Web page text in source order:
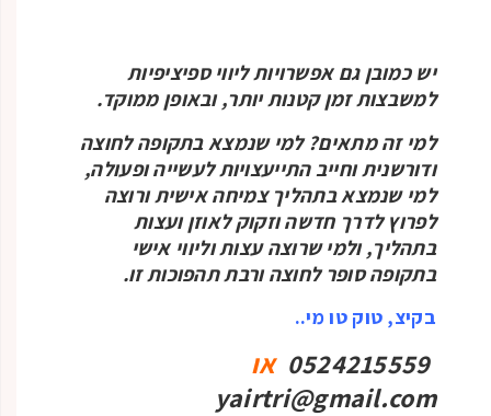
יש כמובן גם אפשרויות ליווי ספיציפיות
למשבצות זמן קטנות יותר, ובאופן ממוקד.
למי זה מתאים? למי שנמצא בתקופה לחוצה
ודורשנית וחייב התייעצויות לעשייה ופעולה,
למי שנמצא בתהליך צמיחה אישית ורוצה
לפרוץ לדרך חדשה וזקוק לאוזן ועצות
בתהליך, ולמי שרוצה עצות וליווי אישי
בתקופה סופר לחוצה ורבת תהפוכות זו.
בקיצ, טוק טו מי..
0524215559
או
yairtri@gmail.com